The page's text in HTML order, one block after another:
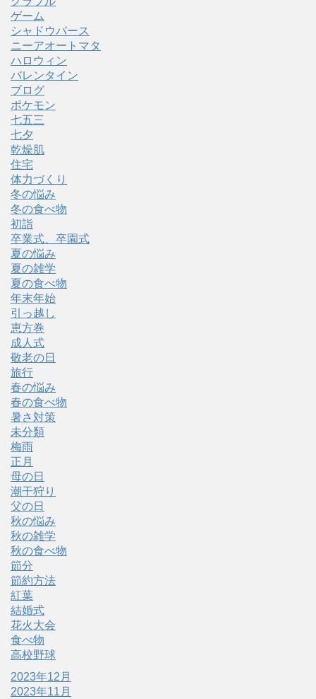
ゲーム
シャドウバース
ニーアオートマタ
ハロウィン
バレンタイン
ブログ
ポケモン
七五三
七夕
乾燥肌
住宅
体力づくり
冬の悩み
冬の食べ物
初詣
卒業式、卒園式
夏の悩み
夏の雑学
夏の食べ物
年末年始
引っ越し
恵方巻
成人式
敬老の日
旅行
春の悩み
春の食べ物
暑さ対策
未分類
梅雨
正月
母の日
潮干狩り
父の日
秋の悩み
秋の雑学
秋の食べ物
節分
節約方法
紅葉
結婚式
花火大会
食べ物
高校野球
2023年12月
2023年11月